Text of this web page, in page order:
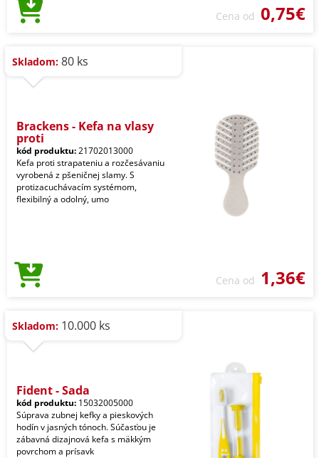
Cena od 0,75€
Skladom: 80 ks
Brackens - Kefa na vlasy
proti
kód produktu:21702013000
Kefa proti strapateniu a rozčesávaniu
vyrobená z pšeničnej slamy. S
protizacuchávacím systémom,
flexibilný a odolný, umo
Cena od 1,36€
Skladom: 10.000 ks
Fident - Sada
kód produktu: 15032005000
Súprava zubnej kefky a pieskových
hodín v jasných tónoch. Súčasťou je
zábavná dizajnová kefa s mäkkým
povrchom a prísavk